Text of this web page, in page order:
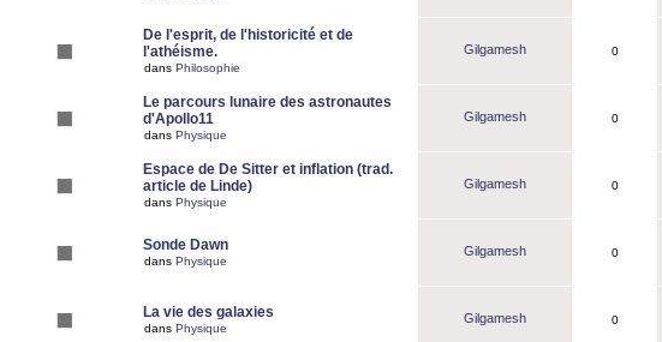
De l'esprit, de l'historicité et de
l'athéisme.
dans Philosophie
Gilgamesh 0
Le parcours lunaire des astronautes
d'Apollo11
dans Physique
Gilgamesh 0
Espace de De Sitter et inflation (trad.
article de Linde)
dans Physique
Gilgamesh 0
Sonde Dawn
dans Physique
Gilgamesh 0
La vie des galaxies
dans Physique
Gilgamesh 0